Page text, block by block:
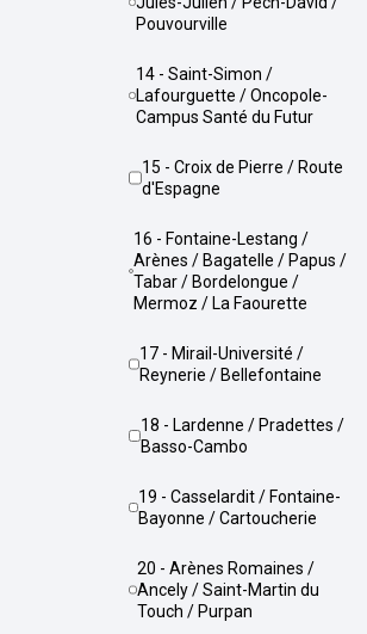
Pouvourville
14 - Saint-Simon /
Lafourguette / Oncopole-
Campus Santé du Futur
15 - Croix de Pierre / Route
d'Espagne
16 - Fontaine-Lestang /
Arènes / Bagatelle / Papus /
Tabar / Bordelongue /
Mermoz / La Faourette
17 - Mirail-Université /
Reynerie / Bellefontaine
18 - Lardenne / Pradettes /
Basso-Cambo
19 - Casselardit / Fontaine-
Bayonne / Cartoucherie
20 - Arènes Romaines /
Ancely / Saint-Martin du
Touch / Purpan